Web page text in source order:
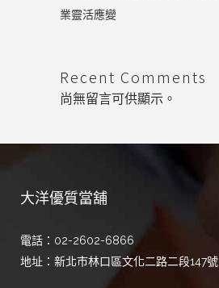
業靈活應變
Recent Comments
尚無留言可供顯示。
大洋優質當舖
電話：02-2602-6866
地址：新北市林口區文化二路二段147號